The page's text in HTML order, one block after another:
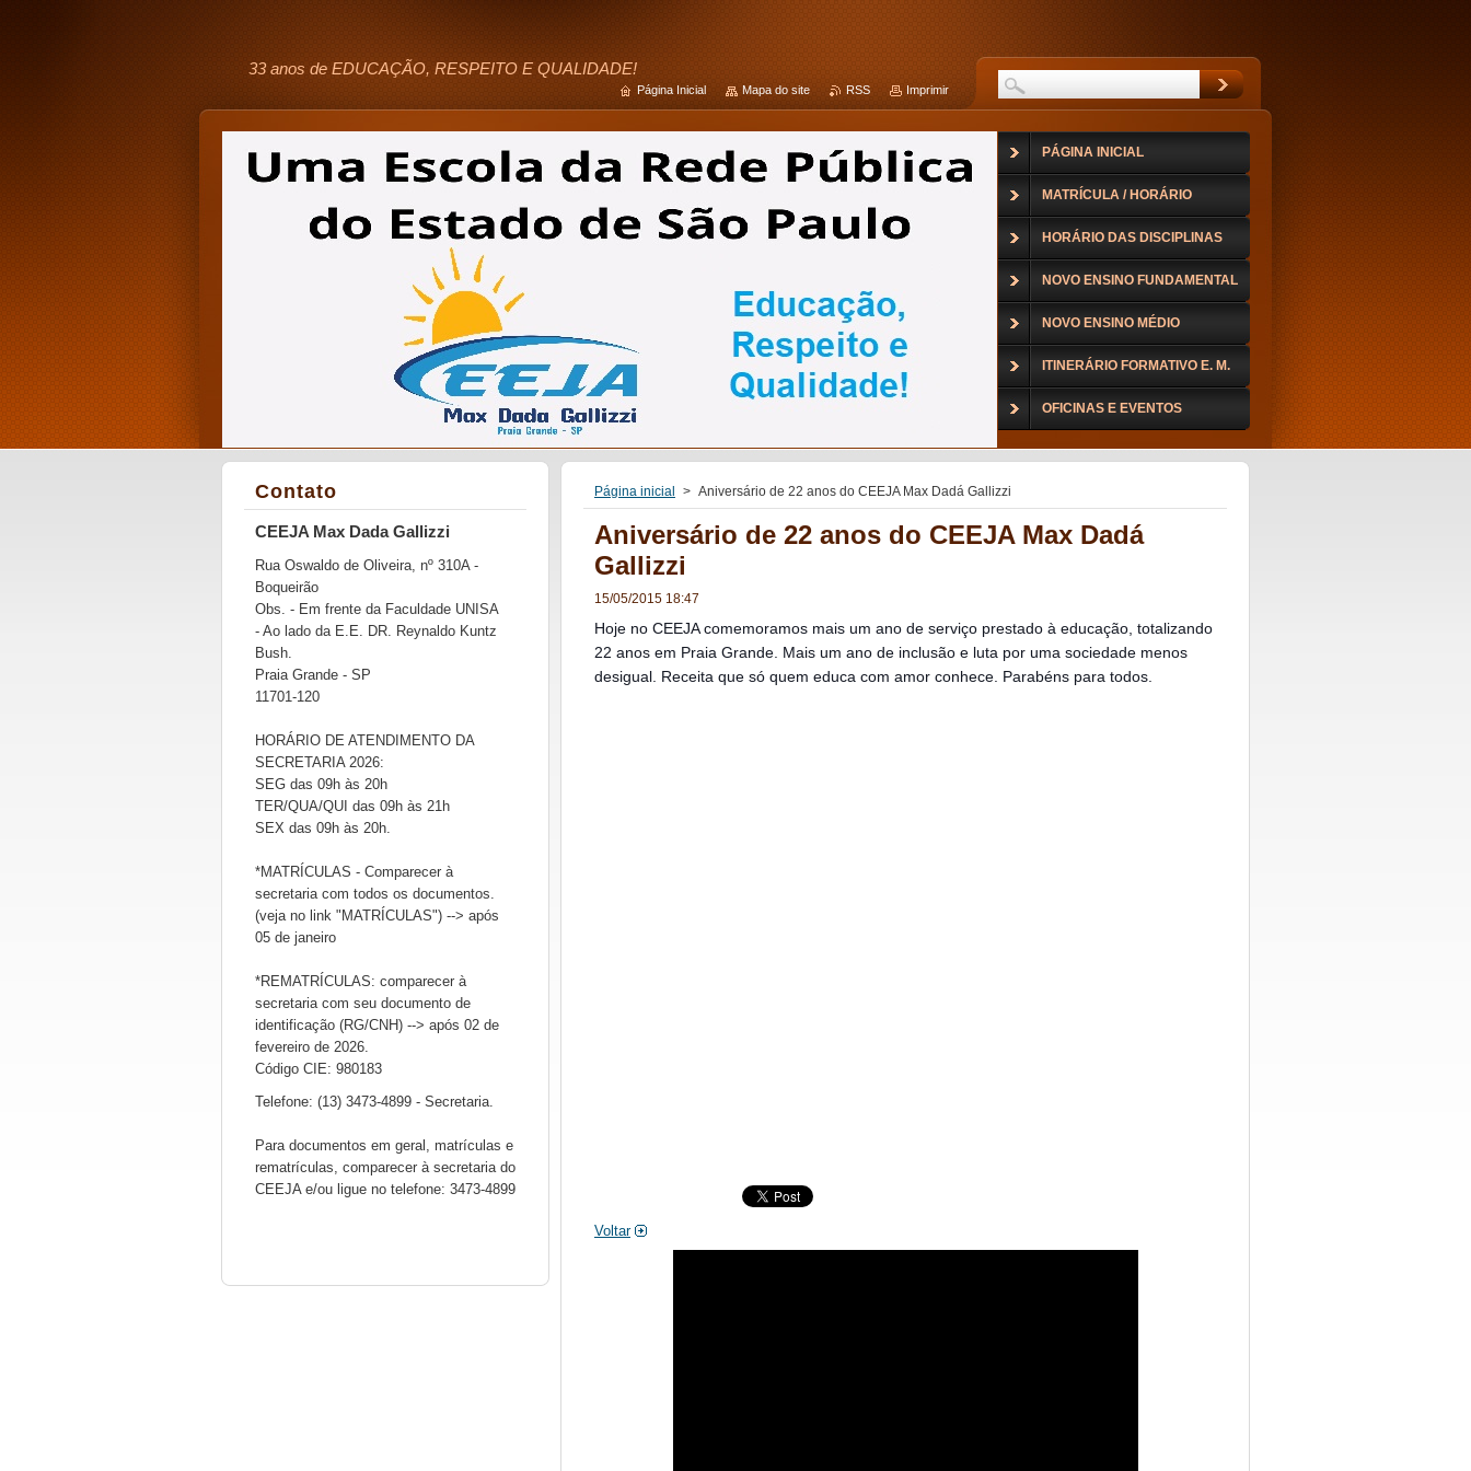
33 anos de EDUCAÇÃO, RESPEITO E QUALIDADE!
Página inicial > Aniversário de 22 anos do CEEJA Max Dadá Gallizzi
Aniversário de 22 anos do CEEJA Max Dadá
Gallizzi
15/05/2015 18:47
Hoje no CEEJA comemoramos mais um ano de serviço prestado à educação, totalizando
22 anos em Praia Grande. Mais um ano de inclusão e luta por uma sociedade menos
desigual. Receita que só quem educa com amor conhece. Parabéns para todos.
Voltar
Contato
CEEJA Max Dada Gallizzi
Rua Oswaldo de Oliveira, nº 310A -
Boqueirão
Obs. - Em frente da Faculdade UNISA
- Ao lado da E.E. DR. Reynaldo Kuntz
Bush.
Praia Grande - SP
11701-120
HORÁRIO DE ATENDIMENTO DA
SECRETARIA 2026:
SEG das 09h às 20h
TER/QUA/QUI das 09h às 21h
SEX das 09h às 20h.
*MATRÍCULAS - Comparecer à
secretaria com todos os documentos.
(veja no link "MATRÍCULAS") --> após
05 de janeiro
*REMATRÍCULAS: comparecer à
secretaria com seu documento de
identificação (RG/CNH) --> após 02 de
fevereiro de 2026.
Código CIE: 980183
Telefone: (13) 3473-4899 - Secretaria.
Para documentos em geral, matrículas e
rematrículas, comparecer à secretaria do
CEEJA e/ou ligue no telefone: 3473-4899
PÁGINA INICIAL
MATRÍCULA / HORÁRIO
HORÁRIO DAS DISCIPLINAS
NOVO ENSINO FUNDAMENTAL
NOVO ENSINO MÉDIO
ITINERÁRIO FORMATIVO E. M.
OFICINAS E EVENTOS
Página Inicial Mapa do site RSS Imprimir